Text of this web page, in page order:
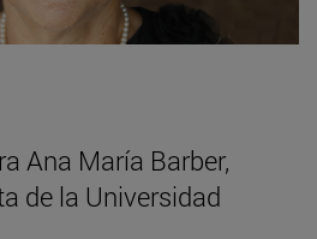
Ana María Barber,
de la Universidad